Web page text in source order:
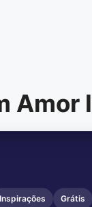
Amor
Inspirações Grátis